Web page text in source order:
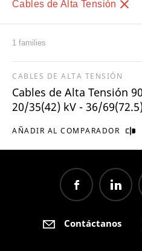
Cables de Alta Tensión
1 families
AÑADIR AL COMPARADOR
CABLES DE ALTA TENSIÓN
Cables de Alta Tensión
20/35(42) kV - 36/
Contáctanos